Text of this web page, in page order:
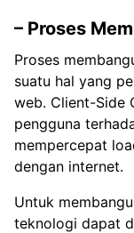
– Proses
Proses
suatu hal yang
web. Client-Side
pengguna
mempercepat
dengan internet.
Untuk
teknologi dapat